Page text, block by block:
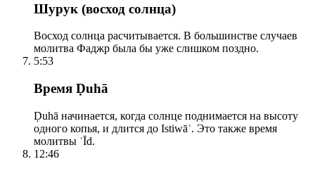
Шурук (восход солнца)
Восход солнца расчитывается. В большинстве случаев
молитва Фаджр была бы уже слишком поздно.
5:53
Время Ḍuhā
Ḍuhā начинается, когда солнце поднимается на высоту
одного копья, и длится до Istiwāʾ. Это также время
молитвы ʿĪd.
12:46